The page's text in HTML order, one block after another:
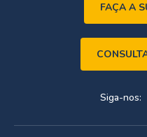
FAÇA A
Siga-nos: